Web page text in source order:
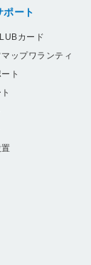
ポート
カード
ップワランティ
ト